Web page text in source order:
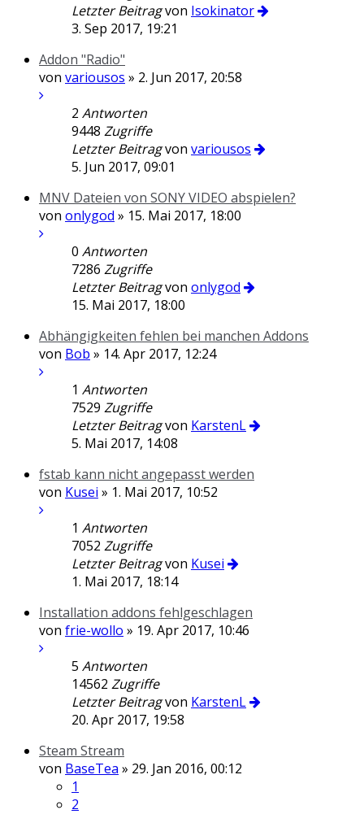
Letzter Beitragvon Isokinator
3. Sep 2017, 19:21
Addon "Radio"
von variousos » 2. Jun 2017, 20:58
2 Antworten
9448 Zugriffe
Letzter Beitragvon variousos
5. Jun 2017, 09:01
MNV Dateien von SONY VIDEO abspielen?
von onlygod » 15. Mai 2017, 18:00
0 Antworten
7286 Zugriffe
Letzter Beitragvon onlygod
15. Mai 2017, 18:00
Abhängigkeiten fehlen bei manchen Addons
von Bob » 14. Apr 2017, 12:24
1 Antworten
7529 Zugriffe
Letzter Beitragvon KarstenL
5. Mai 2017, 14:08
fstab kann nicht angepasst werden
von Kusei » 1. Mai 2017, 10:52
1 Antworten
7052 Zugriffe
Letzter Beitragvon Kusei
1. Mai 2017, 18:14
Installation addons fehlgeschlagen
von frie-wollo » 19. Apr 2017, 10:46
5 Antworten
14562 Zugriffe
Letzter Beitragvon KarstenL
20. Apr 2017, 19:58
Steam Stream
von BaseTea » 29. Jan 2016, 00:12
1
2